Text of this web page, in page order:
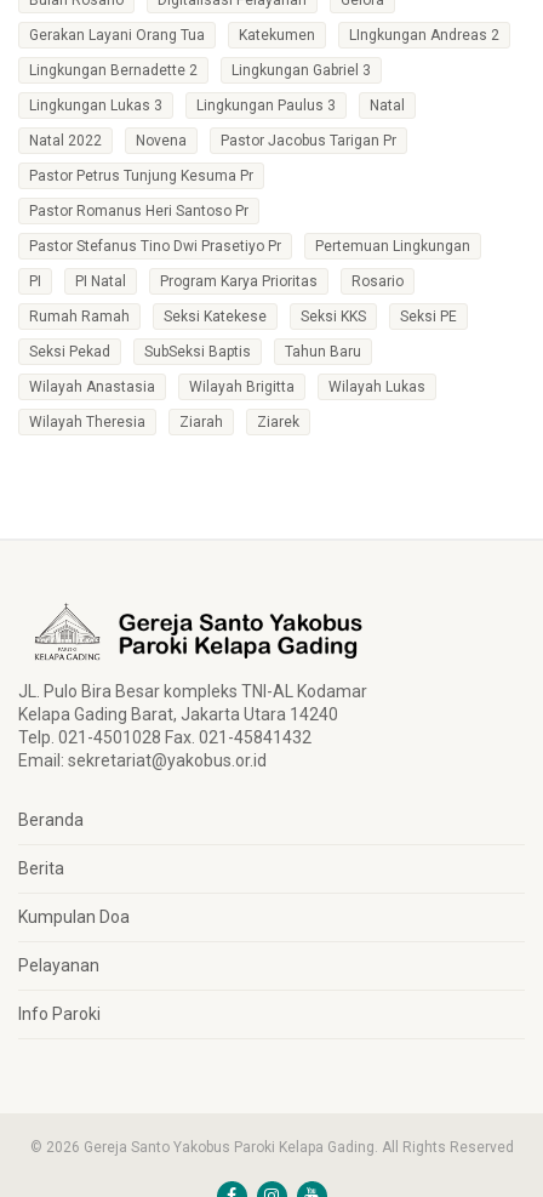
Gerakan Layani Orang Tua Katekumen LIngkungan Andreas 2
Lingkungan Bernadette 2 Lingkungan Gabriel 3
Lingkungan Lukas 3 Lingkungan Paulus 3 Natal
Natal 2022 Novena Pastor Jacobus Tarigan Pr
Pastor Petrus Tunjung Kesuma Pr
Pastor Romanus Heri Santoso Pr
Pastor Stefanus Tino Dwi Prasetiyo Pr Pertemuan Lingkungan
PI PI Natal Program Karya Prioritas Rosario
Rumah Ramah Seksi Katekese Seksi KKS Seksi PE
Seksi Pekad SubSeksi Baptis Tahun Baru
Wilayah Anastasia Wilayah Brigitta Wilayah Lukas
Wilayah Theresia Ziarah Ziarek
JL. Pulo Bira Besar kompleks TNI-AL Kodamar
Kelapa Gading Barat, Jakarta Utara 14240
Telp. 021-4501028 Fax. 021-45841432
Email: sekretariat@yakobus.or.id
Beranda
Berita
Kumpulan Doa
Pelayanan
Info Paroki
© 2026 Gereja Santo Yakobus Paroki Kelapa Gading. All Rights Reserved